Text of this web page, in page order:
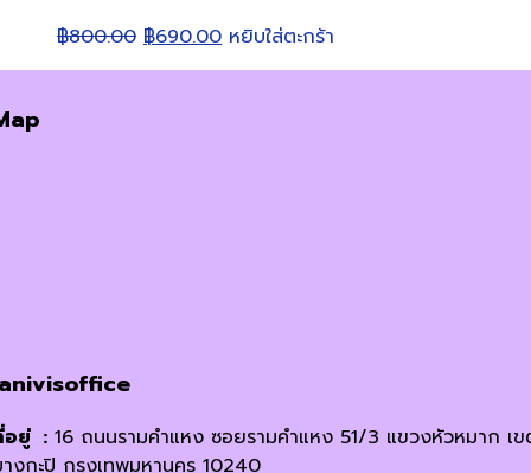
฿800.00 Original
price
฿690.00Current
price
หยิบใส่ตะกร้า
อยู่ : 16 ถนนรามคำแหง ซอยรามคำแหง 51/3 แขวงหัวหมาก เ
งกะปิ กรุงเทพมหานคร 10240